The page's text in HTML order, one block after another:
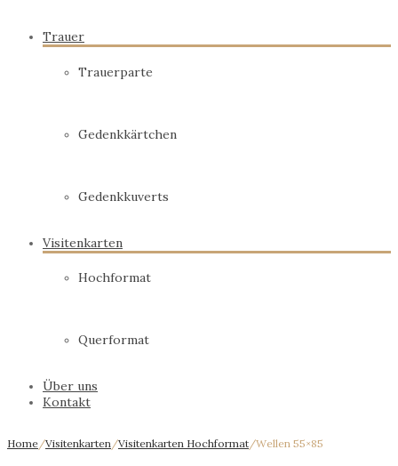
Trauer
Trauerparte
Gedenkkärtchen
Gedenkkuverts
Visitenkarten
Hochformat
Querformat
Über uns
Kontakt
Home/Visitenkarten/Visitenkarten Hochformat/Wellen 55×85